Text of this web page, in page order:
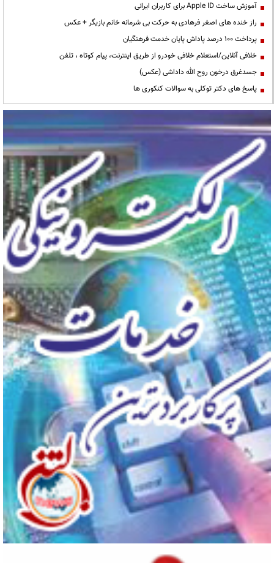
آموزش ساخت Apple ID برای کاربران ایرانی
راز خنده های اصغر فرهادی به حرکت بی شرمانه خانم بازیگر + عکس
پرداخت ۱۰۰ درصد پاداش پایان خدمت فرهنگیان
خلافی آنلاین/استعلام خلافی خودرو از طریق اینترنت، پیام کوتاه ، تلفن
جسدغرق درخون روح الله داداشی (عکس)
پاسخ های دکتر توکلی به سوالات کنکوری ها